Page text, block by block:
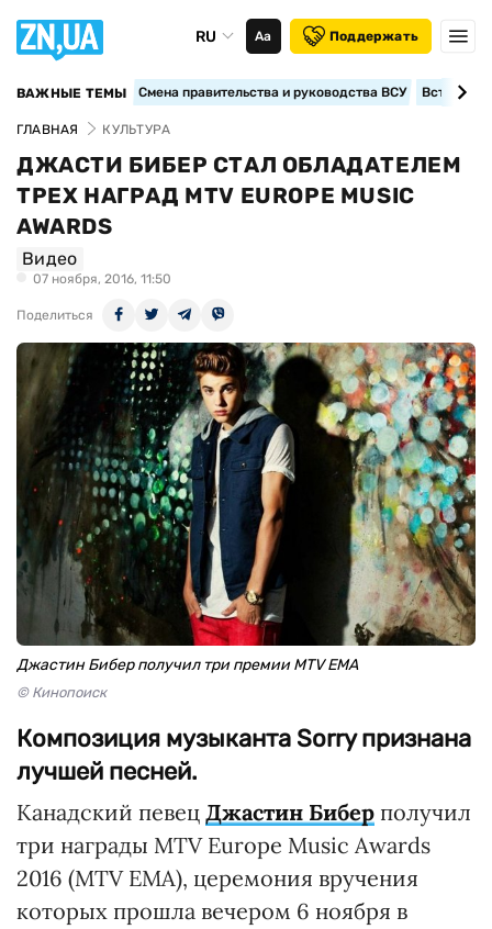
RU Аа Поддержать
ВАЖНЫЕ ТЕМЫ Смена правительства и руководства ВСУ
ГЛАВНАЯ КУЛЬТУРА
ДЖАСТИ БИБЕР СТАЛ ОБЛАДАТЕЛЕМ
ТРЕХ НАГРАД MTV EUROPE MUSIC
AWARDS
Видео
07 ноября, 2016, 11:50
Поделиться
Джастин Бибер получил три премии MTV EMA
© Кинопоиск
Композиция музыканта Sorry признана
лучшей песней.
Канадский певец Джастин Бибер получил
три награды MTV Europe Music Awards
2016 (MTV EMA), церемония вручения
которых прошла вечером 6 ноября в